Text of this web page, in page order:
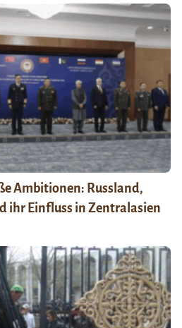
Ambitionen: Russland,
ihr Einfluss in Zentralasien